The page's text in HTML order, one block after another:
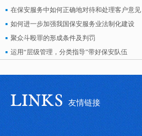
在保安服务中如何正确地对待和处理客户意见
如何进一步加强我国保安服务业法制化建设
聚众斗殴罪的形成条件及判罚
运用“层级管理，分类指导”带好保安队伍
友情链接